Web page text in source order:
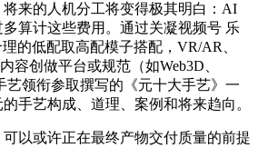
来的人机分工将变得极其明白：AI
算计这些费用。通过关凝视频号 乐
的低配取高配模子搭配，VR/AR、
容创做平台或规范（如Web3D、
艺领衔参取撰写的《元十大手艺》一
手艺构成、道理、案例和将来趋向。
或许正在最终产物交付质量的前提